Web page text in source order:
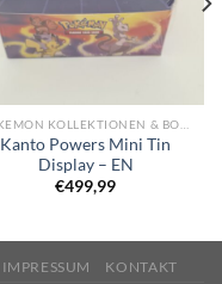
Kanto Powers Mini Tin
Display – EN
€499,99
IMPRESSUM KONTAKT